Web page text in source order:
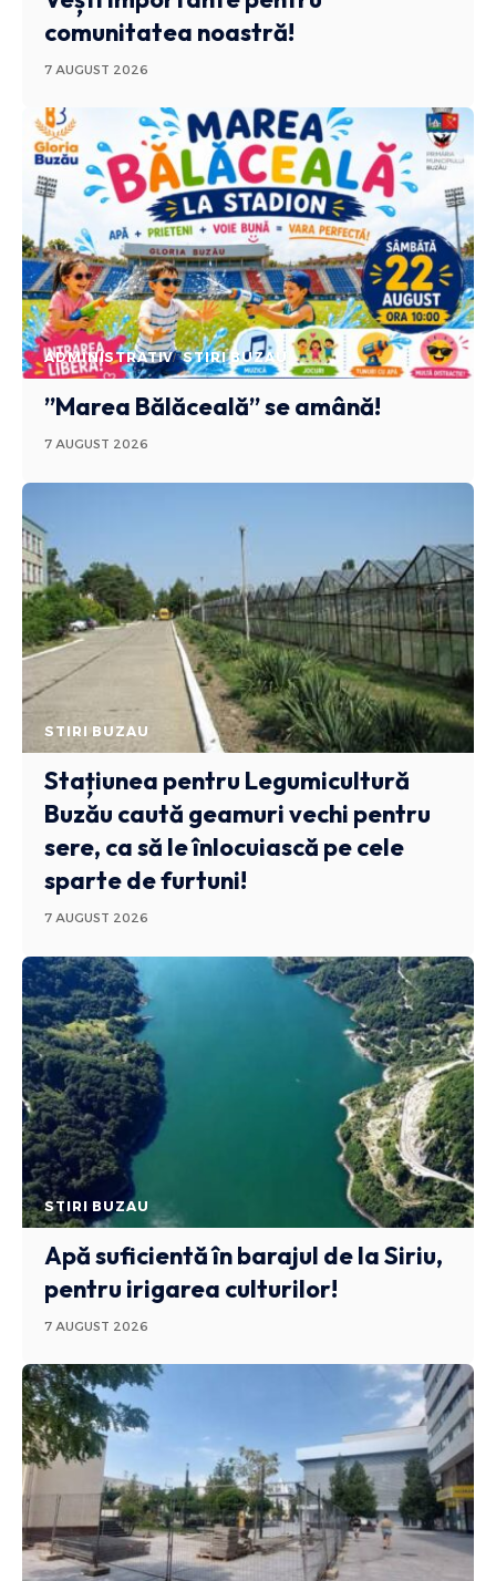
comunitatea noastră!
7 AUGUST 2026
ADMINISTRATIV STIRI BUZAU
”Marea Bălăceală” se amână!
7 AUGUST 2026
STIRI BUZAU
Stațiunea pentru Legumicultură
Buzău caută geamuri vechi pentru
sere, ca să le înlocuiască pe cele
sparte de furtuni!
7 AUGUST 2026
STIRI BUZAU
Apă suficientă în barajul de la Siriu,
pentru irigarea culturilor!
7 AUGUST 2026